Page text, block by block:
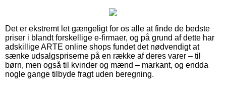
Det er ekstremt let gængeligt for os alle at finde de bedste
priser i blandt forskellige e-firmaer, og på grund af dette har
adskillige ARTE online shops fundet det nødvendigt at
sænke udsalgspriserne på en række af deres varer – til
børn, men også til kvinder og mænd – markant, og endda
nogle gange tilbyde fragt uden beregning.